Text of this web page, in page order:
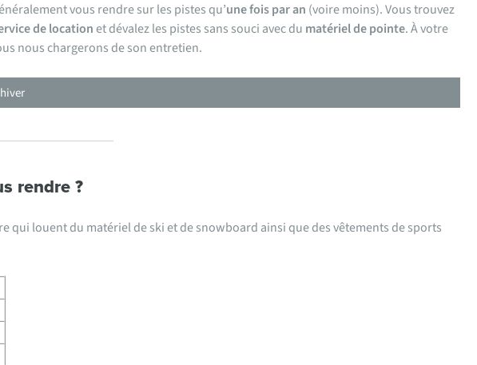
vous rendre sur les pistes qu’une fois par an (voire moins). Vous trouvez
de locationet dévalez les pistes sans souci avec du matériel de pointe. À votre
nous chargerons de son entretien.
rendre ?
qui louent du matériel de ski et de snowboard ainsi que des vêtements de sports